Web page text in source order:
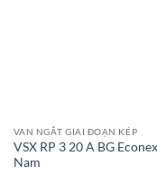
VAN NGẮT GIAI ĐOẠN KÉP
VSX RP 3 20 A BG
Nam